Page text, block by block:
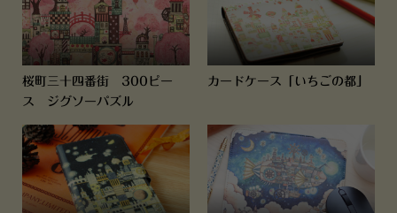
桜町三十四番街 300ピー
ス ジグソーパズル
カードケース「いちごの都」